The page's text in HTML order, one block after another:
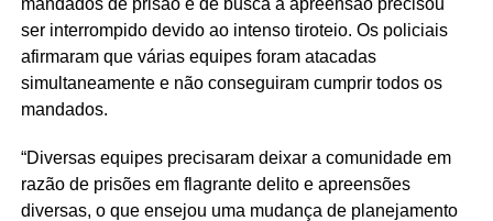
ser interrompido devido ao intenso tiroteio. Os policiais
afirmaram que várias equipes foram atacadas
simultaneamente e não conseguiram cumprir todos os
mandados.
“Diversas equipes precisaram deixar a comunidade em
razão de prisões em flagrante delito e apreensões
diversas, o que ensejou uma mudança de planejamento